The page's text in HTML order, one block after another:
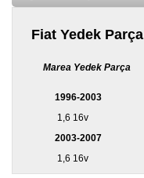
Yedekleri
Aksesuar
Fiat Yedek Parça
Marea Yedek Parça
1996-2003
1,6 16v
2003-2007
1,6 16v